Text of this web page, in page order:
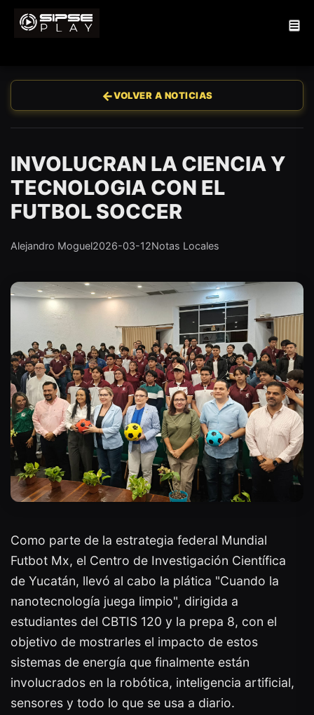
←VOLVER A NOTICIAS
INVOLUCRAN LA CIENCIA Y
TECNOLOGIA CON EL
FUTBOL SOCCER
Alejandro Moguel2026-03-12Notas Locales
Como parte de la estrategia federal Mundial
Futbot Mx, el Centro de Investigación Científica
de Yucatán, llevó al cabo la plática "Cuando la
nanotecnología juega limpio", dirigida a
estudiantes del CBTIS 120 y la prepa 8, con el
objetivo de mostrarles el impacto de estos
sistemas de energía que finalmente están
involucrados en la robótica, inteligencia artificial,
sensores y todo lo que se usa a diario.